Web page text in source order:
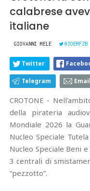
calabrese
italiane
GIOVANNI MELE @JOEMFZB
Twitter
Telegram Email
CROTONE -
della pirateria
Mondiale 2026 la
Nucleo Speciale
Nucleo Speciale Beni
3 centrali di
“pezzotto”.